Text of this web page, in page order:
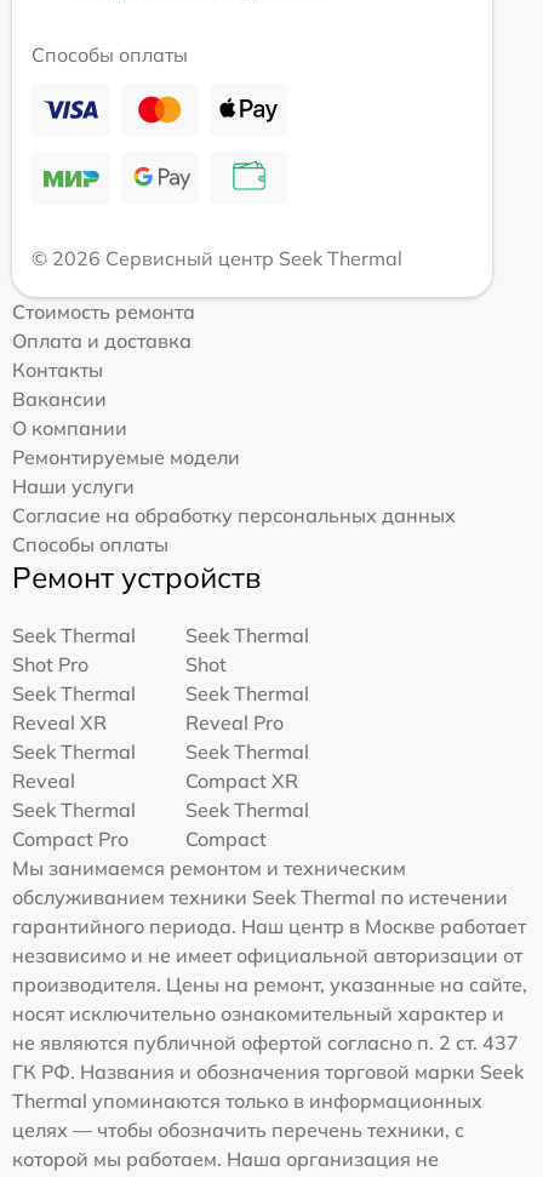
Способы оплаты
© 2026 Сервисный центр Seek Thermal
Стоимость ремонта
Оплата и доставка
Контакты
Вакансии
О компании
Ремонтируемые модели
Наши услуги
Согласие на обработку персональных данных
Способы оплаты
Ремонт устройств
Seek Thermal
Shot Pro
Seek Thermal
Shot
Seek Thermal
Reveal XR
Seek Thermal
Reveal Pro
Seek Thermal
Reveal
Seek Thermal
Compact XR
Seek Thermal
Compact Pro
Seek Thermal
Compact
Мы занимаемся ремонтом и техническим
обслуживанием техники Seek Thermal по истечении
гарантийного периода. Наш центр в Москве работает
независимо и не имеет официальной авторизации от
производителя. Цены на ремонт, указанные на сайте,
носят исключительно ознакомительный характер и
не являются публичной офертой согласно п. 2 ст. 437
ГК РФ. Названия и обозначения торговой марки Seek
Thermal упоминаются только в информационных
целях — чтобы обозначить перечень техники, с
которой мы работаем. Наша организация не